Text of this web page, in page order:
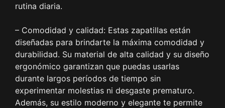
rutina diaria.
– Comodidad y calidad: Estas zapatillas están
diseñadas para brindarte la máxima comodidad y
durabilidad. Su material de alta calidad y su diseño
ergonómico garantizan que puedas usarlas
durante largos períodos de tiempo sin
experimentar molestias ni desgaste prematuro.
Además, su estilo moderno y elegante te permite